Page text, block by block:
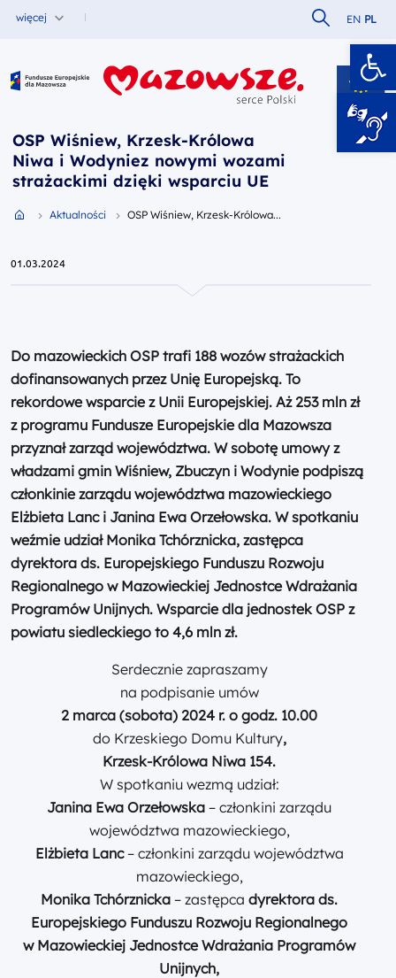
więcej Szukaj w
EN PL
Fundusze Europejskie dla Mazowsza
OSP Wiśniew, Krzesk-Królowa
Niwa i Wodyniez nowymi wozami
strażackimi dzięki wsparciu UE
Przejdź do strony głównej portalu
Aktualności OSP Wiśniew, Krzesk-Królowa...
01.03.2024
Do mazowieckich OSP trafi 188 wozów strażackich
dofinansowanych przez Unię Europejską. To
rekordowe wsparcie z Unii Europejskiej. Aż 253 mln zł
z programu Fundusze Europejskie dla Mazowsza
przyznał zarząd województwa. W sobotę umowy z
władzami gmin Wiśniew, Zbuczyn i Wodynie podpiszą
członkinie zarządu województwa mazowieckiego
Elżbieta Lanc i Janina Ewa Orzełowska. W spotkaniu
weźmie udział Monika Tchórznicka, zastępca
dyrektora ds. Europejskiego Funduszu Rozwoju
Regionalnego w Mazowieckiej Jednostce Wdrażania
Programów Unijnych. Wsparcie dla jednostek OSP z
powiatu siedleckiego to 4,6 mln zł.
Serdecznie zapraszamy
na podpisanie umów
2 marca (sobota) 2024 r. o godz. 10.00
do Krzeskiego Domu Kultury,
Krzesk-Królowa Niwa 154.
W spotkaniu wezmą udział:
Janina Ewa Orzełowska – członkini zarządu
województwa mazowieckiego,
Elżbieta Lanc– członkini zarządu województwa
mazowieckiego,
Monika Tchórznicka – zastępca dyrektora ds.
Europejskiego Funduszu Rozwoju Regionalnego
w Mazowieckiej Jednostce Wdrażania Programów
Unijnych,